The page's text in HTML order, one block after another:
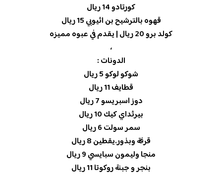
كورتادو 14 ريال
قهوه بالترشيح بن اثيوبي 15 ريال
كولد برو 20 ريال | يقدم في عبوه مميزه
،
الدونات :
شوكو لوكو 5 ريال
قطايف 11 ريال
دوز اسبريسو 7 ريال
بيرثداي كيك 10 ريال
سمر سولت 6 ريال
قرفة وبذور.يقطين 8 ريال
منجا وليمون سبايسي 9 ريال
بنجر و جبنة روكوتا 11 ريال